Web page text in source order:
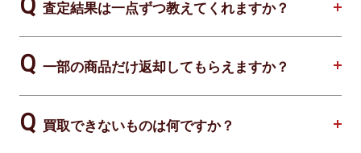
査定結果は一点ずつ教えてくれますか？
一部の商品だけ返却してもらえますか？
買取できないものは何ですか？